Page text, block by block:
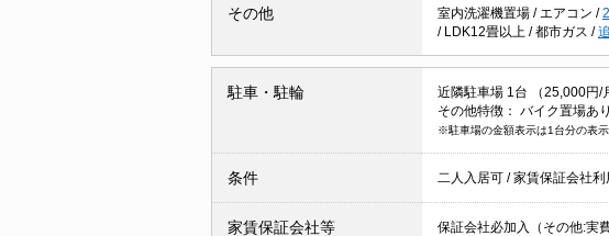
その他 室内洗濯機置場 / エアコン /
/
LDK12畳以上 /都市ガス /
駐車・駐輪 近隣駐車場 1台 （25,000円
その他特徴： バイク置場あり
※駐車場の金額表示は1台分の表示
条件 二人入居可 /家賃保証会社利
家賃保証会社等
保証会社必加入（その他: